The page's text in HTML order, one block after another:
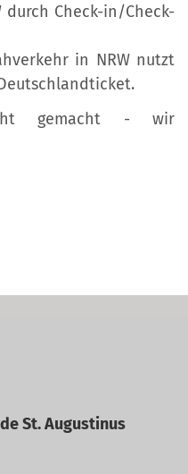
durch Check-in/Check-
in NRW nutzt
gemacht - wir
St. Augustinus